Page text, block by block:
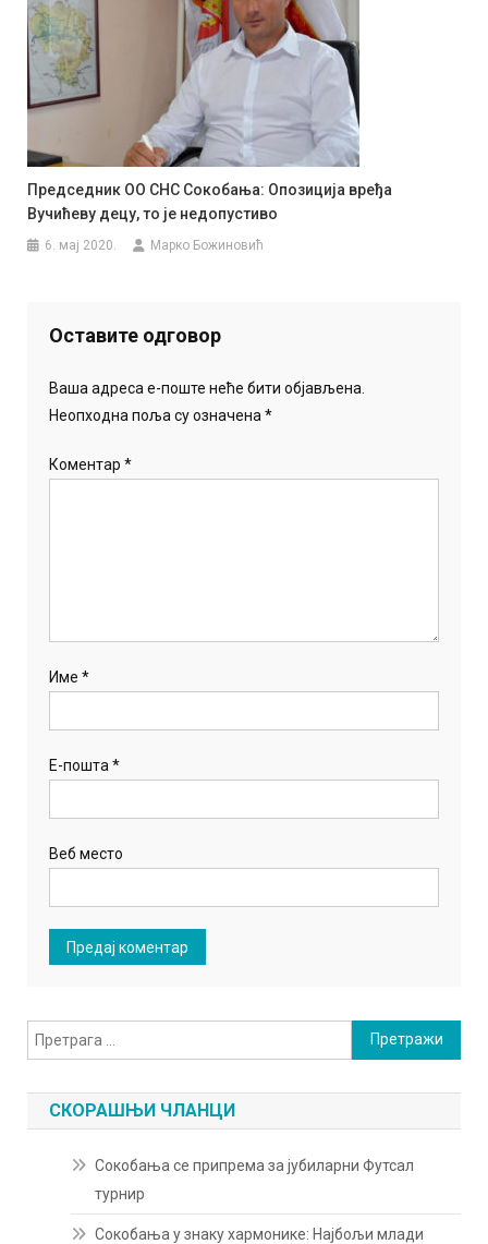
Председник ОО СНС Сокобања: Опозиција вређа
Вучићеву децу, то је недопустиво
6. мај 2020. Марко Божиновић
Оставите одговор
Ваша адреса е-поште неће бити објављена.
Неопходна поља су означена*
Коментар*
Име*
Е-пошта*
Веб место
Претрага
за:
СКОРАШЊИ ЧЛАНЦИ
Сокобања се припрема за јубиларни Футсал
турнир
Сокобања у знаку хармонике: Најбољи млади